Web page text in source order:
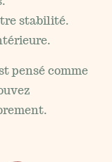
stabilité.
pensé comme